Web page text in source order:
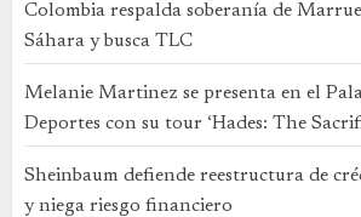
Colombia respalda soberanía de
Sáhara y busca TLC
Melanie Martinez se presenta en el
Deportes con su tour ‘Hades: The
Sheinbaum defiende reestructura de
y niega riesgo financiero